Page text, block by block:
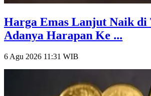
Harga Emas Lanjut Naik di
Adanya Harapan Ke ...
6 Agu 2026 11:31 WIB